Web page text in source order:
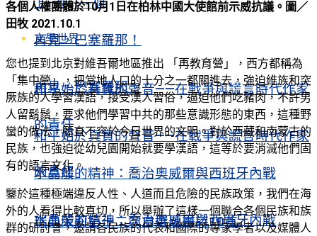
再見，巴塞羅那！
和平始於真實的聲音——在戰爭與謊言時代作家
的責任
水晶般的精神：喬治奧威爾與西班牙內戰
瑞典茉莉第十二次自選題畫詩10首
上一個 下一個
文學世界
再見，巴塞羅那！
和平始於真實的聲音——在戰爭與謊言時代作家
的責任
水晶般的精神：喬治奧威爾與西班牙內戰
各個人權團體於10月1日在柏林中國大使館前示威抗議。圖／
田牧 2021.10.1
您也提到北京對維吾爾地區推出 「再教育營」，西方都稱為
「集中營」，把當地人口的十分之一都關進去，強迫維族和突
厥族的人學習漢語，接受漢人習俗，逼迫他們吃豬肉，不許男
人留鬍鬚，要求他們學習中共的那些意識形態的東西，這種野
蠻的做法，簡直不容於今日世界的文明。對於西藏和南蒙古的
民族，也強迫從幼兒園開始就要學漢語，這等於要消滅他們固
有的語言文化。
鑒於這種極端違反人性、人道而且危險的民族政策，我們在海
外的人看得比較真切，所以舉辦了這樣一個聯合各個民族和族
群的研討會，邀請各民族的代表和國際的專家學者以及媒體人